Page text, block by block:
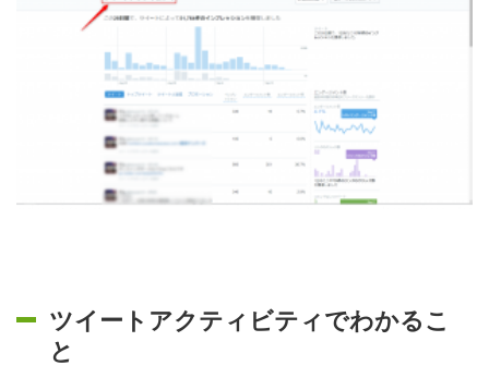
ツイートアクティビティでわかるこ
と